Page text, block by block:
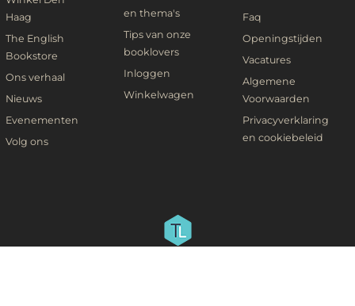
Haag
The English
Bookstore
Ons verhaal
Nieuws
Evenementen
Volg ons
en thema's
Tips van onze
booklovers
Inloggen
Winkelwagen
Faq
Openingstijden
Vacatures
Algemene
Voorwaarden
Privacyverklaring
en cookiebeleid